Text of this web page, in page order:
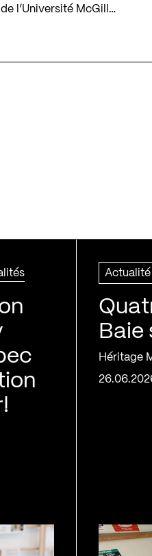
l’Université McGill…
Actualité
Baie
Héritage